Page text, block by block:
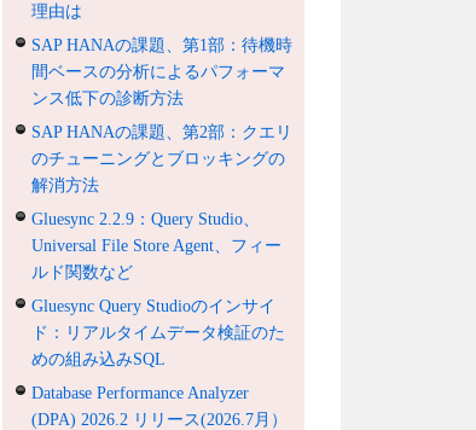
理由は
SAP HANAの課題、第1部：待機時
間ベースの分析によるパフォーマ
ンス低下の診断方法
SAP HANAの課題、第2部：クエリ
のチューニングとブロッキングの
解消方法
Gluesync 2.2.9：Query Studio、
Universal File Store Agent、フィー
ルド関数など
Gluesync Query Studioのインサイ
ド：リアルタイムデータ検証のた
めの組み込みSQL
Database Performance Analyzer
(DPA) 2026.2 リリース(2026.7月）